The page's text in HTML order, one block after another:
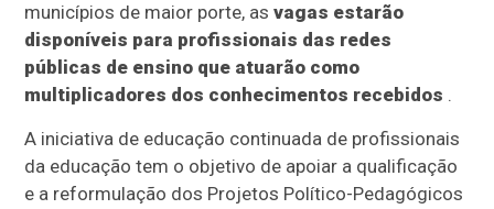
municípios de maior porte, asvagas estarão
disponíveis para profissionais das redes
públicas de ensino que atuarão como
multiplicadores dos conhecimentos recebidos .
A iniciativa de educação continuada de profissionais
da educação tem o objetivo de apoiar a qualificação
e a reformulação dos Projetos Político-Pedagógicos